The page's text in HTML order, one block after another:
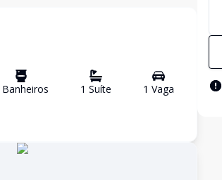
Banheiros 1 Suíte 1 Vaga